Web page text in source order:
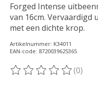
Forged Intense
van 16cm. Vervaardigd
met een dichte krop.
Artikelnummer: K34011
EAN-code: 8720039625365
De beoordeling van dit
(0)